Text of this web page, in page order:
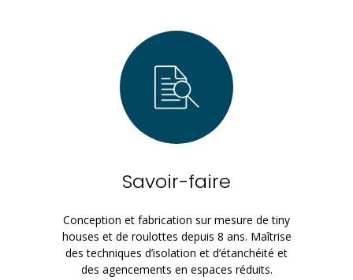
Savoir-faire
Conception et fabrication sur mesure de tiny
houses et de roulottes depuis 8 ans. Maîtrise
des techniques d’isolation et d’étanchéité et
des agencements en espaces réduits.